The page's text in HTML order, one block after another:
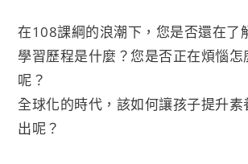
在108課綱的浪潮下，您是否還在了
學習歷程是什麼？您是否正在煩惱怎
呢？
全球化的時代，該如何讓孩子提升
出呢？